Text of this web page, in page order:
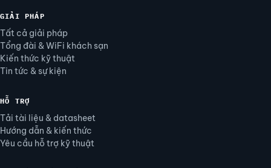
GIẢI PHÁP
Tất cả giải pháp
Tổng đài & WiFi khách sạn
Kiến thức kỹ thuật
Tin tức & sự kiện
HỖ TRỢ
Tải tài liệu & datasheet
Hướng dẫn & kiến thức
Yêu cầu hỗ trợ kỹ thuật